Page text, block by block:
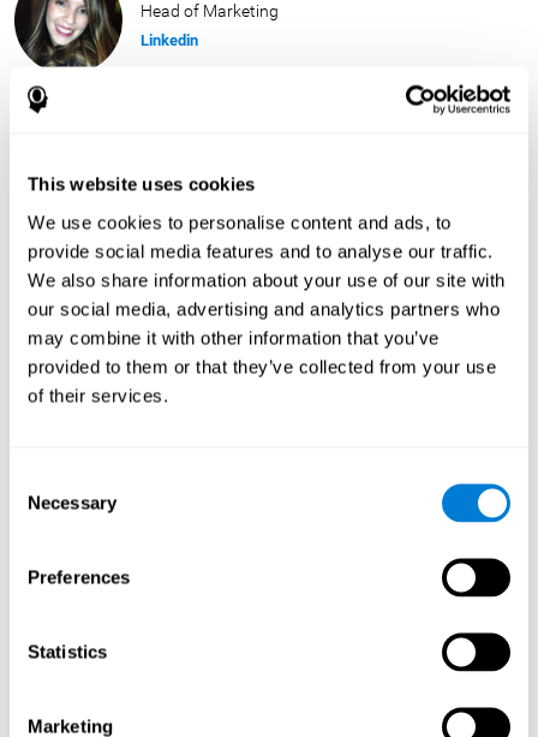
This website uses cookies
We use cookies to personalise content and ads, to
provide social media features and to analyse our traffic.
We also share information about your use of our site with
our social media, advertising and analytics partners who
may combine it with other information that you’ve
provided to them or that they’ve collected from your use
of their services.
Selection
Necessary
Preferences
Statistics
Marketing
Head of Marketing
Linkedin
Security Administrator
Javier Díaz
Quality Assurance Manager
Linkedin